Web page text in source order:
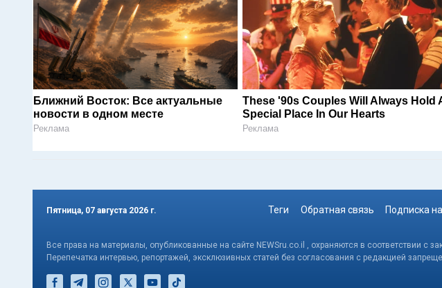
Ближний Восток: Все актуальные
новости в одном месте
Реклама
These '90s Couples Will Always Hold
Special Place In Our Hearts
Реклама
Пятница, 07 августа 2026 г. Теги Обратная связь Подписка
Все права на материалы, опубликованные на сайте NEWSru.co.il , охраняются в соответствии с
Перепечатка интервью, репортажей, эксклюзивных статей без согласования с редакцией